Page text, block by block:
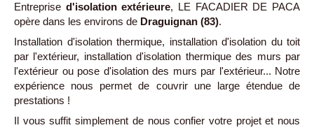
Entreprise d'isolation extérieure, LE FACADIER DE PACA
opère dans les environs de Draguignan (83).
Installation d'isolation thermique, installation d'isolation du toit
par l'extérieur, installation d'isolation thermique des murs par
l'extérieur ou pose d'isolation des murs par l'extérieur... Notre
expérience nous permet de couvrir une large étendue de
prestations !
Il vous suffit simplement de nous confier votre projet et nous